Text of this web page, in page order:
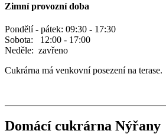
Zimní provozní doba
Pondělí - pátek: 09:30 - 17:30
Sobota: 12:00 - 17:00
Neděle: zavřeno
Cukrárna má venkovní posezení na terase.
Domácí cukrárna Nýřany